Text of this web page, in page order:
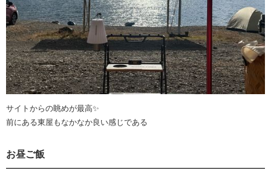
サイトからの眺めが最高✨
前にある東屋もなかなか良い感じである
お昼ご飯